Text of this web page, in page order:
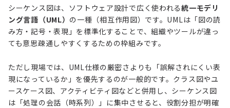
シーケンス図は、ソフトウェア設計で広く使われる統一モデリ
ング言語（UML） の一種（相互作用図）です。UMLは「図の読
み方・記号・表現」を標準化することで、組織やツールが違っ
ても意思疎通しやすくするための枠組みです。
ただし現場では、UML仕様の厳密さよりも「誤解されにくい表
現になっているか」を優先するのが一般的です。クラス図やユ
ースケース図、アクティビティ図などと併用し、シーケンス図
は「処理の会話（時系列）」に集中させると、役割分担が明確